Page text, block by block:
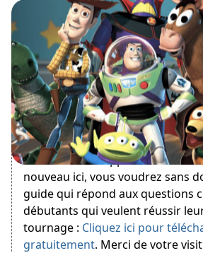
August 5, 2012
Bienvenue sur Apprendre le
nouveau ici, vous voudrez sans
guide qui répond aux questions
débutants qui veulent réussir
tournage : Cliquez ici pour
gratuitement. Merci de votre